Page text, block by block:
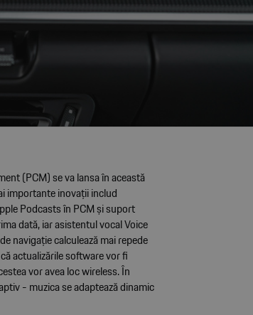
(PCM) se va lansa în această
importante inovații includ
Podcasts în PCM și suport
dată, iar asistentul vocal Voice
navigație calculează mai repede
actualizările software vor fi
vor avea loc wireless. În
- muzica se adaptează dinamic